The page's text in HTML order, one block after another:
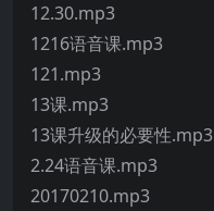
12.30.mp3
1216语音课.mp3
121.mp3
13课.mp3
13课升级的必要性.mp3
2.24语音课.mp3
20170210.mp3